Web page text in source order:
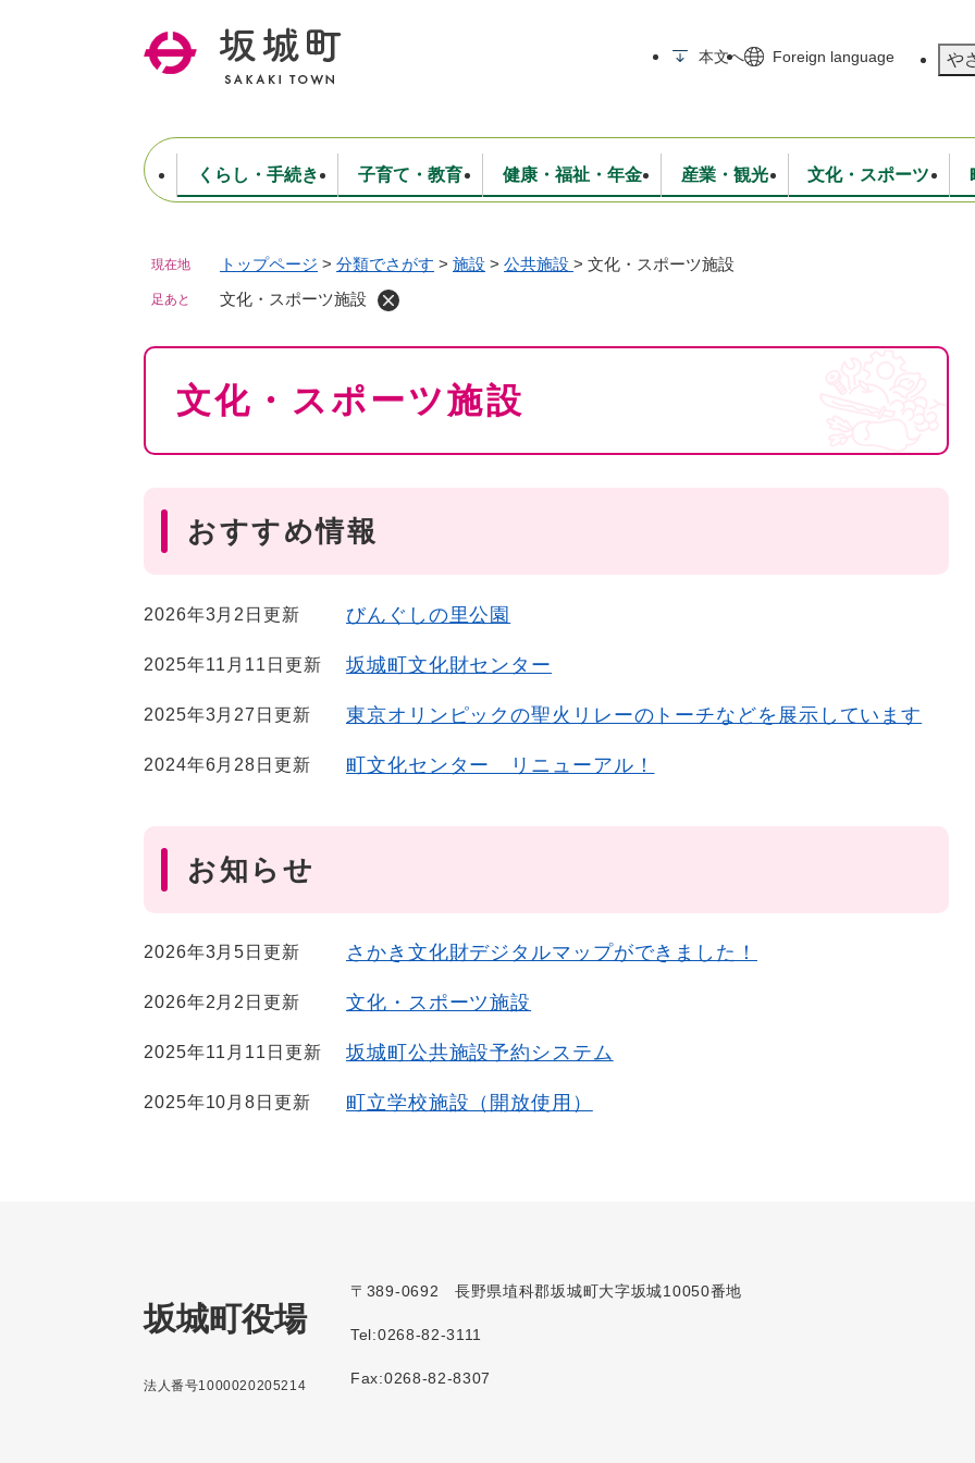
本文へ Foreign language や
くらし・手続き
住民票・戸籍・証明 防災・行政無線 消防・救急
税金
子育て・教育
妊娠・出産・子育て 保育 学校・教育
健康・福祉・年金
健康・医療 福祉 保険・年金
産業・観光
商工業 農林業 入札・契約
文化・スポーツ
生涯学習・スポーツ 文化
ようこそ町長室へ 坂城町について 統計情報
人事・採用・職員
公共施設
現在地 トップページ > 分類でさがす > 施設 > 公共施設 > 文化・スポーツ施設
足あと 文化・スポーツ施設
本
文化・スポーツ施設
おすすめ情報
2026年3月2日更新 びんぐしの里公園
2025年11月11日更新 坂城町文化財センター
2025年3月27日更新 東京オリンピックの聖火リレーのトーチなどを展示しています
2024年6月28日更新 町文化センター リニューアル！
お知らせ
2026年3月5日更新 さかき文化財デジタルマップができました！
2026年2月2日更新 文化・スポーツ施設
2025年11月11日更新 坂城町公共施設予約システム
2025年10月8日更新 町立学校施設（開放使用）
坂城町役場
法人番号1000020205214
〒389-0692 長野県埴科郡坂城町大字坂城10050番地
Tel:0268-82-3111
Fax:0268-82-8307